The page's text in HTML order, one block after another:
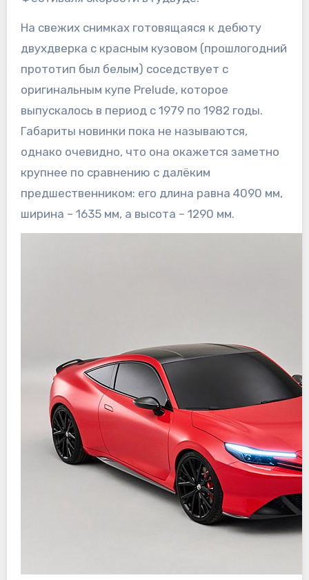
На свежих снимках готовящаяся к дебюту
двухдверка с красным кузовом (прошлогодний
прототип был белым) соседствует с
оригинальным купе Prelude, которое
выпускалось в период с 1979 по 1982 годы.
Габариты новинки пока не называются,
однако очевидно, что она окажется заметно
крупнее по сравнению с далёким
предшественником: его длина равна 4090 мм,
ширина – 1635 мм, а высота – 1290 мм.